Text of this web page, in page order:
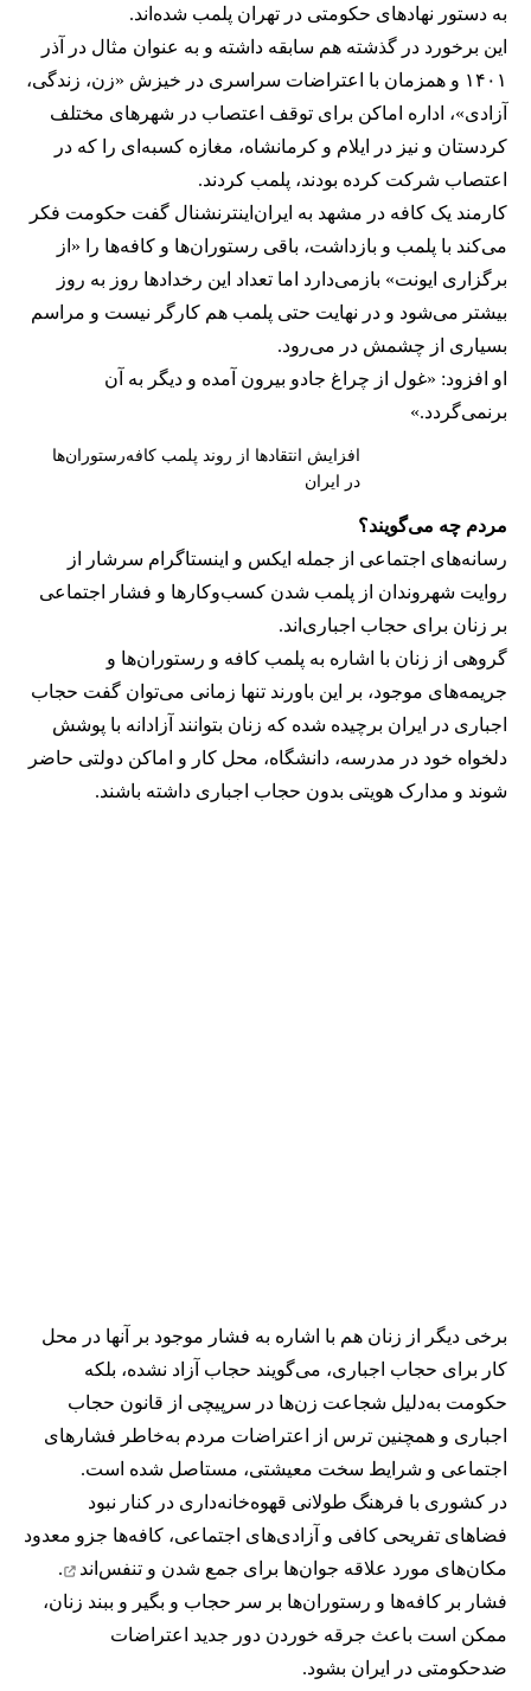
به دستور نهادهای حکومتی در تهران پلمب شده‌اند.
این برخورد در گذشته هم سابقه داشته و به عنوان مثال در آذر
۱۴۰۱ و همزمان با اعتراضات سراسری در خیزش «زن، زندگی،
آزادی»، اداره اماکن برای توقف اعتصاب در شهرهای مختلف
کردستان و نیز در ایلام و کرمانشاه، مغازه کسبه‌ای را که در
اعتصاب شرکت کرده بودند، پلمب کردند.
کارمند یک کافه در مشهد به ایران‌اینترنشنال گفت حکومت فکر
می‌کند با پلمب و بازداشت، باقی رستوران‌ها و کافه‌ها را «از
برگزاری ایونت» بازمی‌دارد اما تعداد این رخدادها روز به روز
بیشتر می‌شود و در نهایت حتی پلمب هم کارگر نیست و مراسم
بسیاری از چشمش در می‌رود.
او افزود: «غول از چراغ جادو بیرون آمده و دیگر به آن
برنمی‎‌گردد.»
افزایش انتقادها از روند پلمب کافه‌رستوران‌ها
در ایران
مردم چه می‌گویند؟
رسانه‎‌های اجتماعی از جمله ایکس و اینستاگرام سرشار از
روایت شهروندان از پلمب شدن کسب‌وکارها و فشار اجتماعی
بر زنان برای حجاب اجباری‌اند.
گروهی از زنان با اشاره به پلمب کافه و رستوران‌ها و
جریمه‌های موجود، بر این باورند تنها زمانی می‌توان گفت حجاب
اجباری در ایران برچیده شده که زنان بتوانند آزادانه با پوشش
دلخواه خود در مدرسه، دانشگاه، محل کار و اماکن دولتی حاضر
شوند و مدارک هویتی بدون حجاب اجباری داشته باشند.
برخی دیگر از زنان هم با اشاره به فشار موجود بر آنها در محل
کار برای حجاب اجباری، می‌گویند حجاب آزاد نشده، بلکه
حکومت به‌دلیل شجاعت زن‌ها در سرپیچی از قانون حجاب
اجباری و همچنین ترس از اعتراضات مردم به‌خاطر فشارهای
اجتماعی و شرایط سخت معیشتی، مستاصل شده است.
در کشوری با فرهنگ طولانی قهوه‌‌خانه‌داری در کنار نبود
فضاهای تفریحی کافی و آزادی‌های اجتماعی، کافه‌ها جزو معدود
مکان‌های مورد علاقه جوان‌ها برای جمع شدن و تنفس‌اند
.
فشار بر کافه‌ها و رستوران‌ها بر سر حجاب و بگیر و ببند زنان،
ممکن است باعث جرقه خوردن دور جدید اعتراضات
ضدحکومتی در ایران بشود.